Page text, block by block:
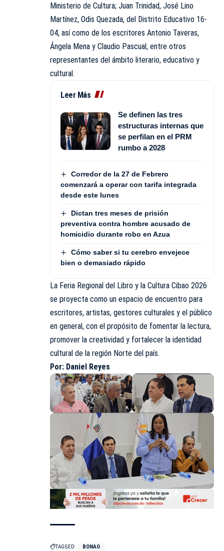
Ministerio de Cultura; Juan Trinidad, José Lino
Martínez, Odis Quezada, del Distrito Educativo 16-
04, así como de los escritores Antonio Taveras,
Ángela Mena y Claudio Pascual, entre otros
representantes del ámbito literario, educativo y
cultural.
Leer Más
Se definen las tres
estructuras internas que
se perfilan en el PRM
rumbo a 2028
Corredor de la 27 de Febrero
comenzará a operar con tarifa integrada
desde este lunes
Dictan tres meses de prisión
preventiva contra hombre acusado de
homicidio durante robo en Azua
Cómo saber si tu cerebro envejece
bien o demasiado rápido
La Feria Regional del Libro y la Cultura Cibao 2026
se proyecta como un espacio de encuentro para
escritores, artistas, gestores culturales y el público
en general, con el propósito de fomentar la lectura,
promover la creatividad y fortalecer la identidad
cultural de la región Norte del país.
Por: Daniel Reyes
TAGGED: BONAO